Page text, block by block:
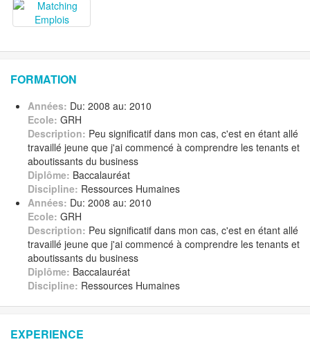
FORMATION
Années: Du: 2008 au: 2010
Ecole: GRH
Description: Peu significatif dans mon cas, c'est en étant allé
travaillé jeune que j'ai commencé à comprendre les tenants et
aboutissants du business
Diplôme: Baccalauréat
Discipline: Ressources Humaines
Années: Du: 2008 au: 2010
Ecole: GRH
Description: Peu significatif dans mon cas, c'est en étant allé
travaillé jeune que j'ai commencé à comprendre les tenants et
aboutissants du business
Diplôme: Baccalauréat
Discipline: Ressources Humaines
EXPERIENCE